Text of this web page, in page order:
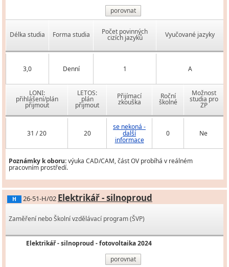
porovnat
Délka studia Forma studia Počet povinných
cizích jazyků Vyučované jazyky
3,0 Denní 1 A
LONI:
přihlášení/plán
přijmout
LETOS:
plán
přijmout
Přijímací
zkouška
Roční
školné
Možnost
studia pro
ZP
31 / 20 20
se nekoná -
další
informace
0 Ne
Poznámky k oboru:výuka CAD/CAM, část OV probíhá v reálném
pracovním prostředí.
H 26-51-H/02 Elektrikář - silnoproud
Zaměření nebo Školní vzdělávací program (ŠVP)
Elektrikář - silnoproud - fotovoltaika 2024
porovnat